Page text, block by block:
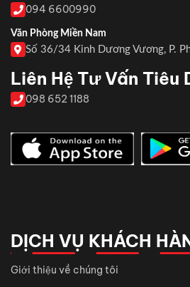
094 6600990
Văn Phòng Miền Nam
Số 36/34 Kinh Dương Vương, P.
Liên Hệ Tư Vấn Tiêu
098 652 1188
DỊCH VỤ KHÁCH
Giới thiệu về chúng tôi